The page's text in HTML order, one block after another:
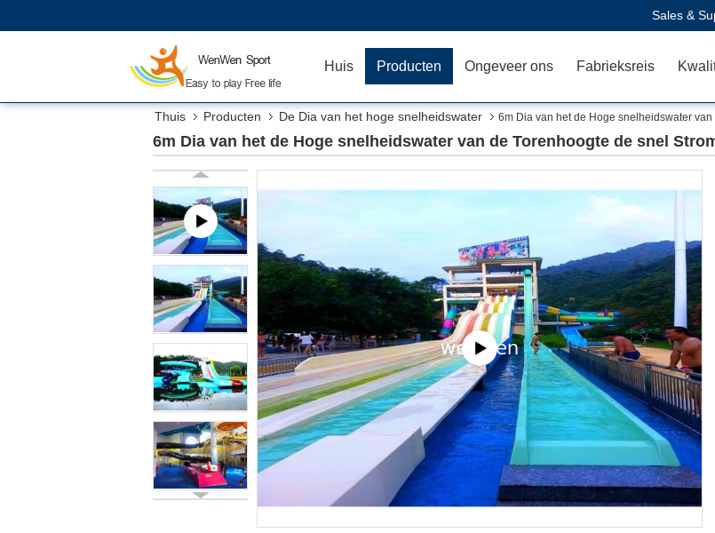
Sales &
Huis Producten Ongeveer ons Fabrieksreis
Thuis Producten De Dia van het hoge snelheidswater 6m Dia van het de Hoge snelheidswater
6m Dia van het de Hoge snelheidswater van de Torenhoogte de snel